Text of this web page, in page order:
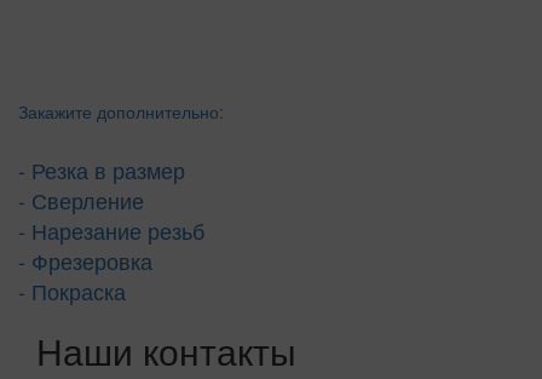
Закажите дополнительно:
- Резка в размер
- Сверление
- Нарезание резьб
- Фрезеровка
- Покраска
Наши контакты